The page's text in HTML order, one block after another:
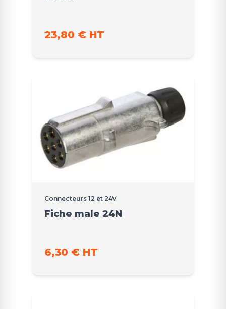
23,80 € HT
Connecteurs 12 et 24V
Fiche male 24N
6,30 € HT